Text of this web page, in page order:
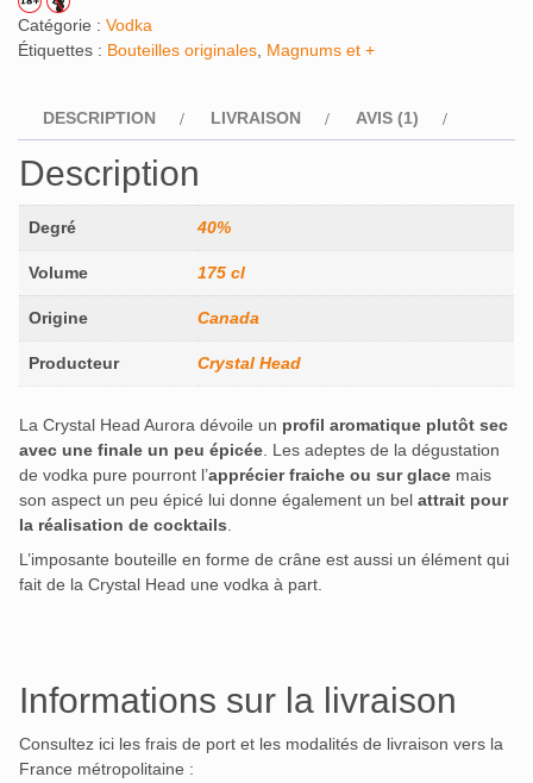
Catégorie : Vodka
Étiquettes : Bouteilles originales Magnums et +
DESCRIPTION LIVRAISON AVIS (1)
Description
Degré 40%
Volume 175 cl
Origine Canada
Producteur Crystal Head
La Crystal Head Aurora dévoile un profil aromatique plutôt sec
avec une finale un peu épicée. Les adeptes de la dégustation
de vodka pure pourront l’apprécier fraiche ou sur glace mais
son aspect un peu épicé lui donne également un bel attrait pour
la réalisation de cocktails.
L’imposante bouteille en forme de crâne est aussi un élément qui
fait de la Crystal Head une vodka à part.
Informations sur la livraison
Consultez ici les frais de port et les modalités de livraison vers la
France métropolitaine :